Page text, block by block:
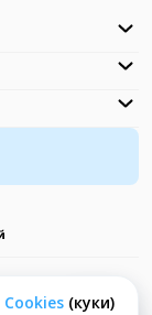
Сookies(куки)